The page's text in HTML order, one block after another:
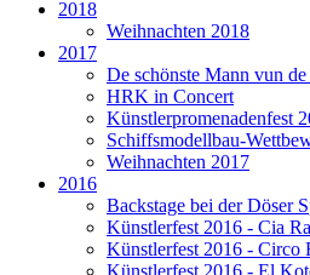
2018
Weihnachten 2018
2017
De schönste Mann vun de
HRK in Concert
Künstlerpromenadenfest
Schiffsmodellbau-
Weihnachten 2017
2016
Backstage bei der Döser
Künstlerfest 2016 - Cia
Künstlerfest 2016 - Circo
Künstlerfest 2016 - El